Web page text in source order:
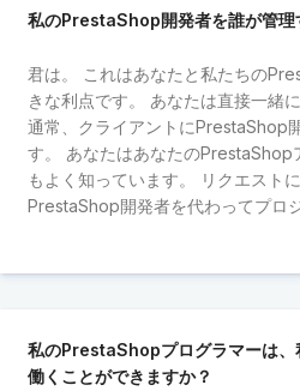
私のPrestaShop開発者を誰が管理
君は。 これはあなたと私たちの
きな利点です。 あなたは直接一緒
通常、クライアントにPrestaShop
す。 あなたはあなたのPrestaShop
もよく知っています。 リクエスト
PrestaShop開発者を代わってプロ
私のPrestaShopプログラマーは、
働くことができますか？